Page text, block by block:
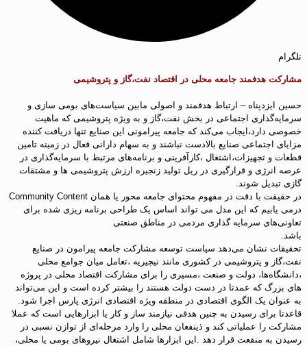
تلگرام
مشارکت هدفمند جامعه محلی در اقتصاد نفت،گاز و پتروشیمی
حسین ایزدپناه – ارتباط هدفمند و اصولی مابین سیاست‌های بومی سازی و
سرمایه‌گذاری اجتماعی در بخش نفت،گاز و به ویژه پتروشیمی که ماهیت
خصوصی دارد،ایجاب می‌کند که جامعه پیرامونی این صنایع تنها دریافت کننده
مزایای اجتماعی صنایع بالادست نباشند و به سهام دارانی فعال در زمینه تامین
قطعات و تجهیزات،اشتغال ،کارآفرینی و برنامه‌های مرتبط با سرمایه‌گذاری در
عرصه انرژی و قرارگیری در ریل تولید زنجیره ارزش پتروشیمی ها و مشتقات
گازی تبدیل شوند.
در حقیقت با دقت در مفهوم محتوای جامعه محور یا همان Community Content
درمی یابیم که این مدل می تواند اساس یک طراحی برنامه ریزی شده برای
تعاونی‌های سرمایه گذاری مردمی در مناطق صنعتی
باشد.
تحقیقات نشان می‌دهد سیاست توسعه مشارکت جامعه پیرامون در صنایع
نفت،گاز و پتروشیمی در کشوری مانند نیجیریه ،تعامل میان جوامع محلی
،دانشگاه‌ها، دولت و صنعت ،مسیری را برای مشارکت اقتصاد محلی در پروژه
های بزرگ که عمدتا در دست دولت هستند را بیشتر کرده است و این می‌تواند
به عنوان یک الگوی اقتصادی در منطقه ویژه اقتصادی انرژی پارس اجرا شود.
قاعدتا برای رسیدن به چنین هدفی نیازمند ساز و کار یا ابزارهایی است که عملا
مشارکت را عملیاتی کند و ذینفعان محلی را وارد مرحله‌ای از توازن نسبی در
رسیدن به منفعت قرار دهد .این ابزارها شامل اشتغال نیروهای بومی یا محلی،